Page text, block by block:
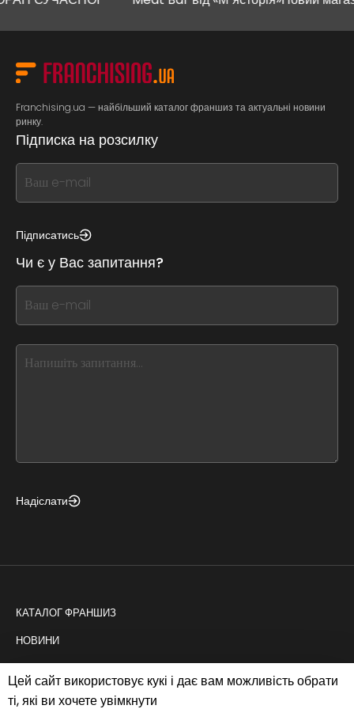
Franchising.ua — найбільший каталог франшиз та актуальні новини
ринку.
Підписка на розсилку
If
you
this,
this
form
field
blank
Підписатись
Чи є у Вас запитання?
If
you
this,
Надіслати
КАТАЛОГ ФРАНШИЗ
НОВИНИ
КОНСАЛТИНГ
Цей сайт використовує кукі і дає вам можливість обрати
ті, які ви хочете увімкнути